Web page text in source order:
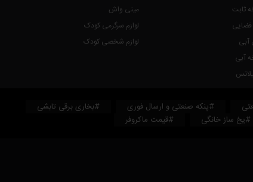
ثابت
آبی
آبی
مینی واش
لوازم سرگرمی کودک
لوازم شخصی کودک
#پنکه صنعتی و ارسال فوری
#بخاری برقی تابشی
#یخ ساز خانگی #قیمت ماکروفر